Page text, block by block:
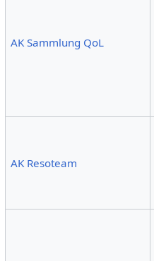
AK Sammlung QoL
AK Resoteam